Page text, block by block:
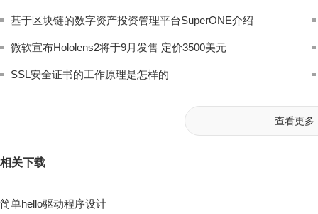
基于区块链的数字资产投资管理平台SuperONE介绍
微软宣布Hololens2将于9月发售 定价3500美元
SSL安全证书的工作原理是怎样的
查看更多
相关下载
简单hello驱动程序设计